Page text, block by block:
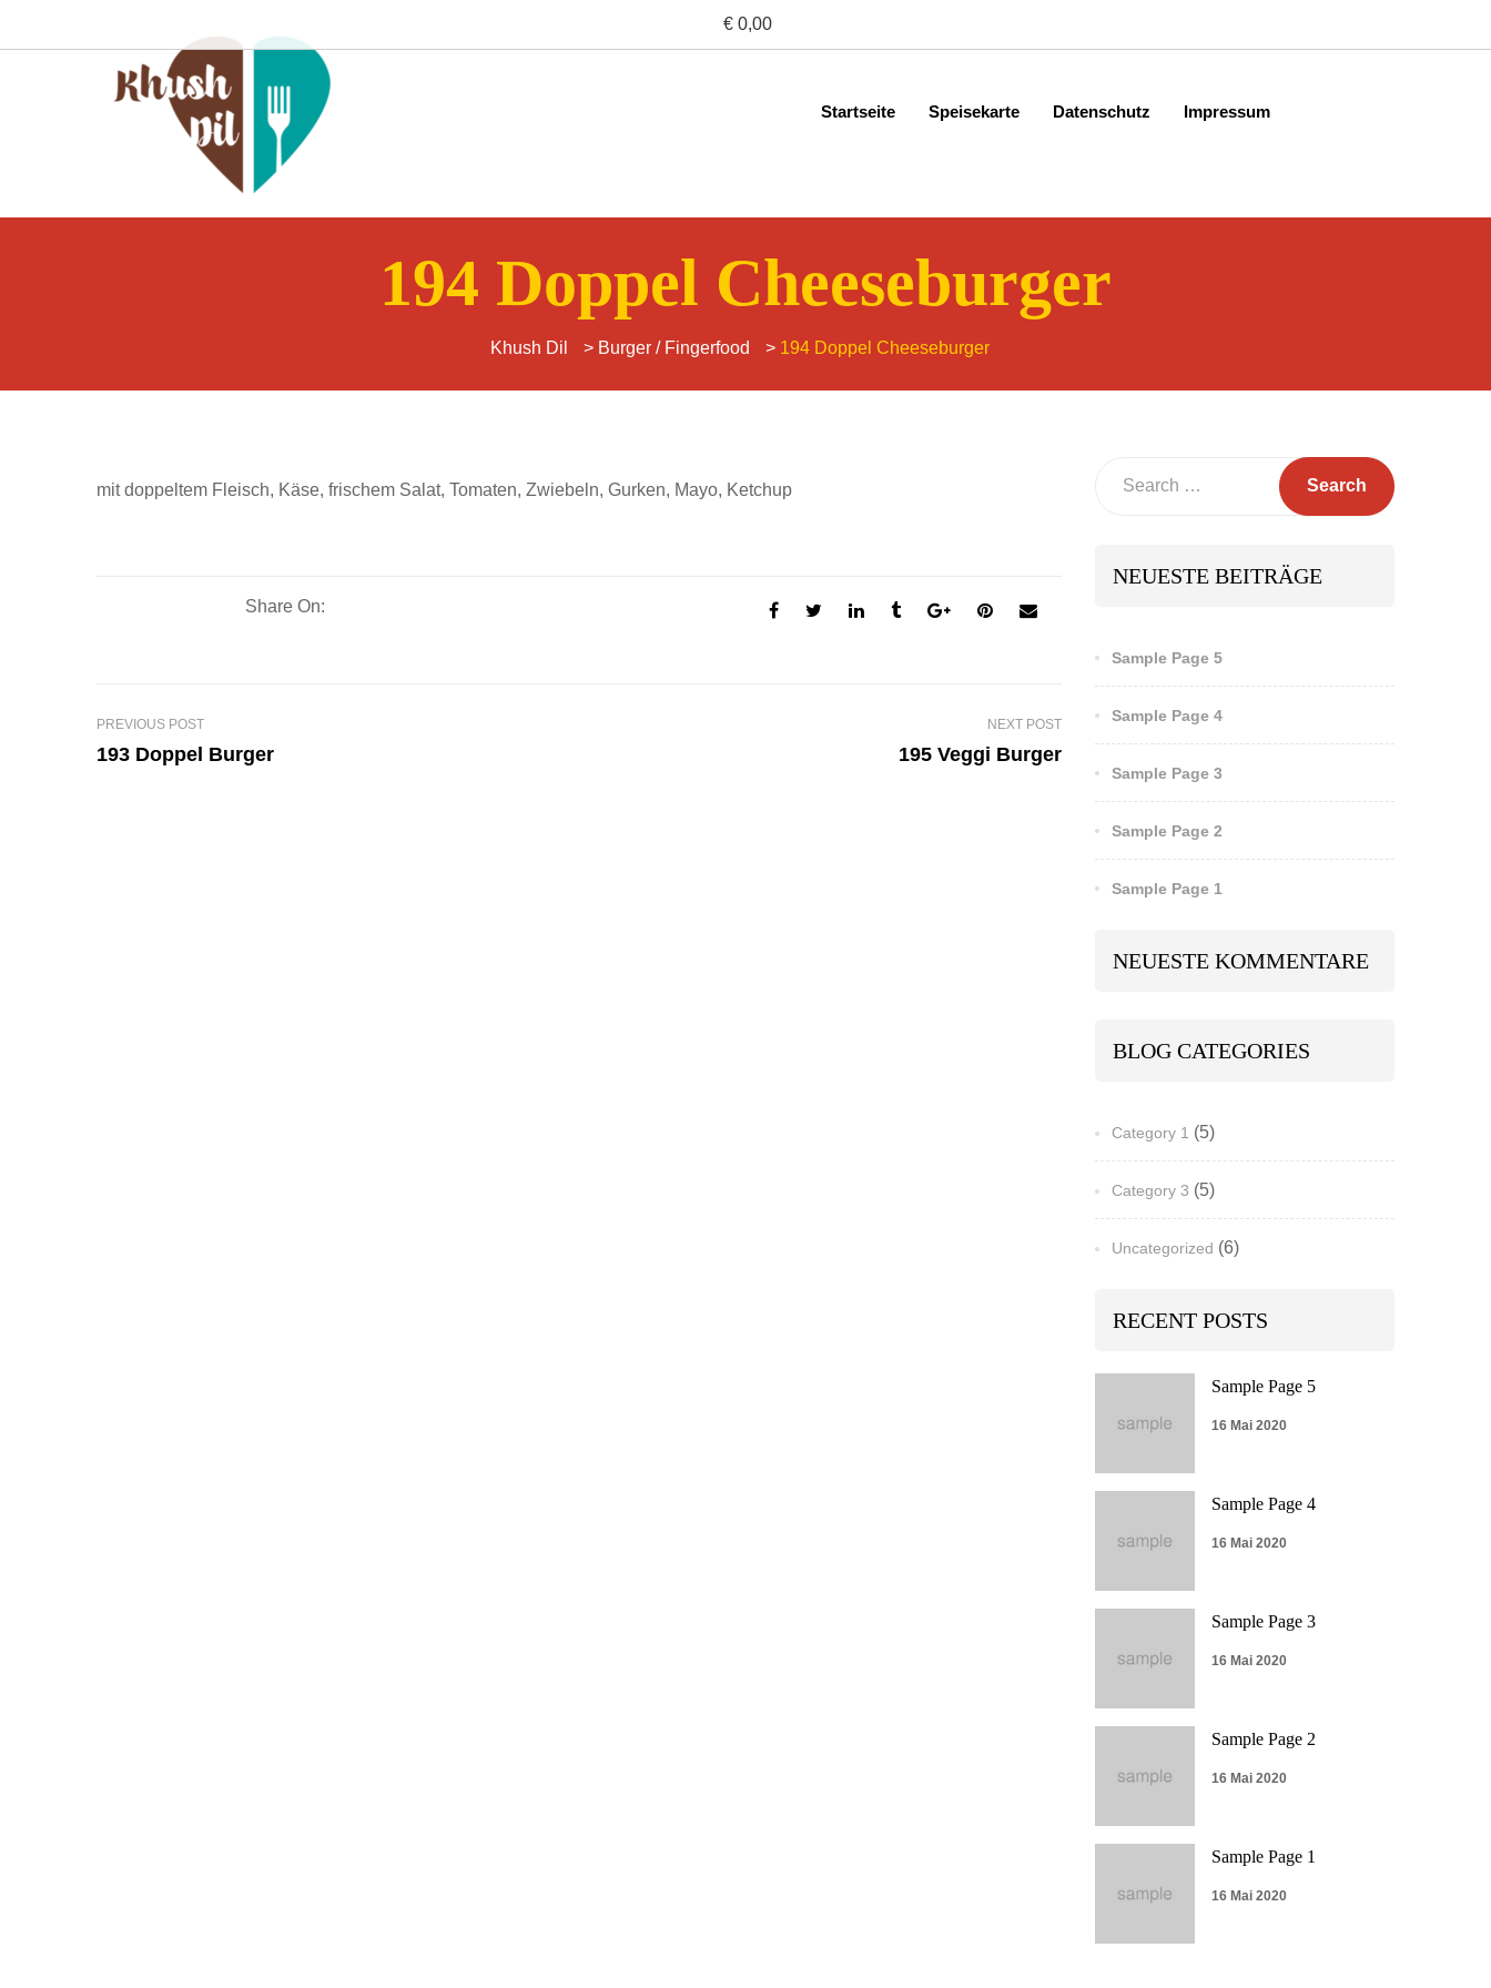
Startseite Speisekarte Datenschutz Impressum
194 Doppel Cheeseburger
Khush Dil > Burger / Fingerfood > 194 Doppel Cheeseburger
mit doppeltem Fleisch, Käse, frischem Salat, Tomaten, Zwiebeln, Gurken, Mayo, Ketchup
Share On:
PREVIOUS POST
193 Doppel Burger
NEXT POST
195 Veggi Burger
NEUESTE BEITRÄGE
Sample Page 5
Sample Page 4
Sample Page 3
Sample Page 2
Sample Page 1
NEUESTE KOMMENTARE
BLOG CATEGORIES
Category 1 (5)
Category 3 (5)
Uncategorized (6)
RECENT POSTS
Sample Page 5
16 Mai 2020
Sample Page 4
16 Mai 2020
Sample Page 3
16 Mai 2020
Sample Page 2
16 Mai 2020
Sample Page 1
16 Mai 2020
€ 0,00